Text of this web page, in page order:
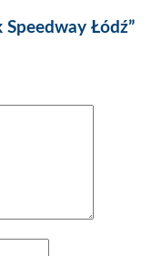
Speedway Łódź”